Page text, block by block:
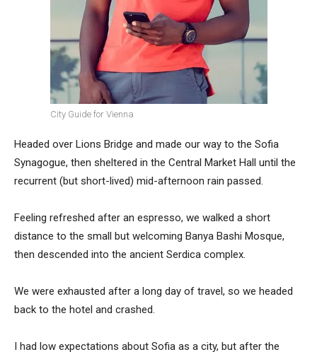
City Guide for Vienna
Headed over Lions Bridge and made our way to the Sofia
Synagogue, then sheltered in the Central Market Hall until the
recurrent (but short-lived) mid-afternoon rain passed.
Feeling refreshed after an espresso, we walked a short
distance to the small but welcoming Banya Bashi Mosque,
then descended into the ancient Serdica complex.
We were exhausted after a long day of travel, so we headed
back to the hotel and crashed.
I had low expectations about Sofia as a city, but after the